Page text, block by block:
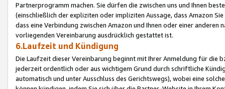
Partnerprogramm machen. Sie dürfen die zwischen uns und Ihnen
(einschließlich der expliziten oder impliziten Aussage, dass Amazon
dass eine Verbindung zwischen Amazon und Ihnen oder einer
vorliegenden Vereinbarung ausdrücklich gestattet ist.
6.Laufzeit und Kündigung
Die Laufzeit dieser Vereinbarung beginnt mit Ihrer Anmeldung für die
jederzeit ordentlich oder aus wichtigem Grund durch schriftliche
automatisch und unter Ausschluss des Gerichtswegs), wobei eine